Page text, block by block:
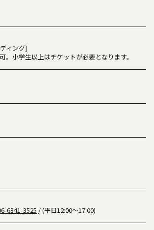
ィング]
。小学生以上はチケットが必要となります。
6341-3525 / (平日12:00～17:00)